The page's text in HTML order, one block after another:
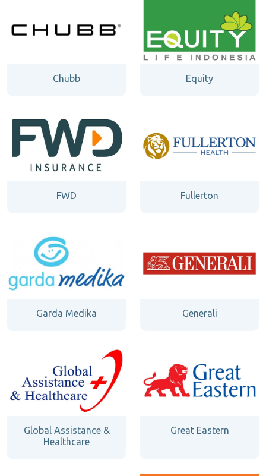
Chubb Equity
FWD Fullerton
Garda Medika Generali
Global Assistance &
Healthcare
Great Eastern